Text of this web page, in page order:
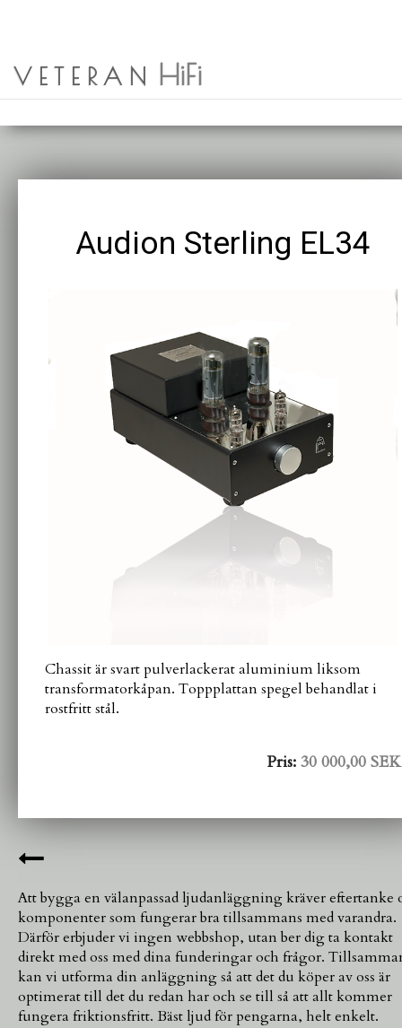
VETERAN HiFi
SIMPLY BLACK
Audion Sterling EL34
Chassit är svart pulverlackerat aluminium liksom
transformatorkåpan. Toppplattan spegel behandlat i
rostfritt stål.
Pris: 30 000,00 SEK
Att bygga en välanpassad ljudanläggning kräver eftertanke
komponenter som fungerar bra tillsammans med varandra.
Därför erbjuder vi ingen webbshop, utan ber dig ta kontakt
direkt med oss med dina funderingar och frågor.
kan vi utforma din anläggning så att det du köper av oss är
optimerat till det du redan har och se till så att allt kommer
fungera friktionsfritt. Bäst ljud för pengarna, helt enkelt.